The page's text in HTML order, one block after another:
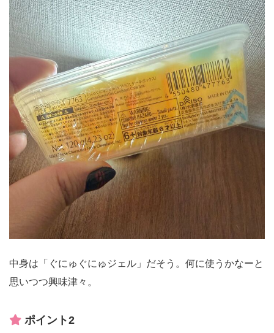
中身は「ぐにゅぐにゅジェル」だそう。何に使うかなーと
思いつつ興味津々。
ポイント2